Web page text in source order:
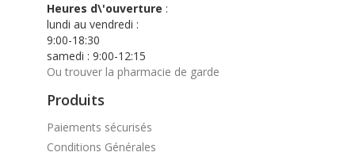
Heures d\'ouverture :
lundi au vendredi :
9:00-18:30
samedi : 9:00-12:15
Ou trouver la pharmacie de garde
Produits
Paiements sécurisés
Conditions Générales